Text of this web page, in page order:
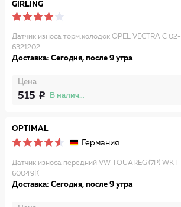
GIRLING
Датчик износа торм.колодок OPEL VECTRA C 02-
6321202
Доставка: Сегодня, после 9 утра
Цена
515 В наличии
OPTIMAL
Германия
Датчик износа передний VW TOUAREG (7P) WKT-
60049K
Доставка: Сегодня, после 9 утра